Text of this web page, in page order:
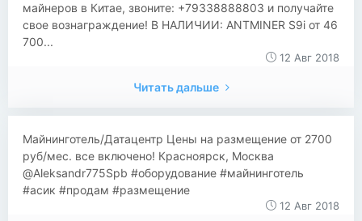
майнеров в Китае, звоните: +79338888803 и получайте
свое вознаграждение! В НАЛИЧИИ: ANTMINER S9i от 46
700...
12 Авг 2018
Читать дальше
Майнинготель/Датацентр Цены на размещение от 2700
руб/мес. все включено! Красноярск, Москва
@Aleksandr775Spb #оборудование #майнинготель
#асик #продам #размещение
12 Авг 2018